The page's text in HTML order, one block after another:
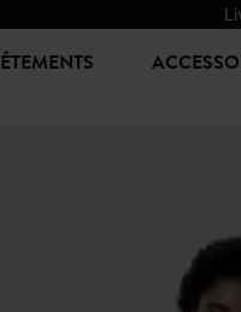
VÊTEMENTS